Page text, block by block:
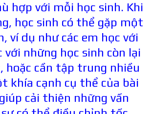
hợp với mỗi học sinh. Khi
học sinh có thể gặp một
ví dụ như các em học với
với những học sinh còn lại
hoặc cần tập trung nhiều
khía cạnh cụ thể của bài
cải thiện những vấn